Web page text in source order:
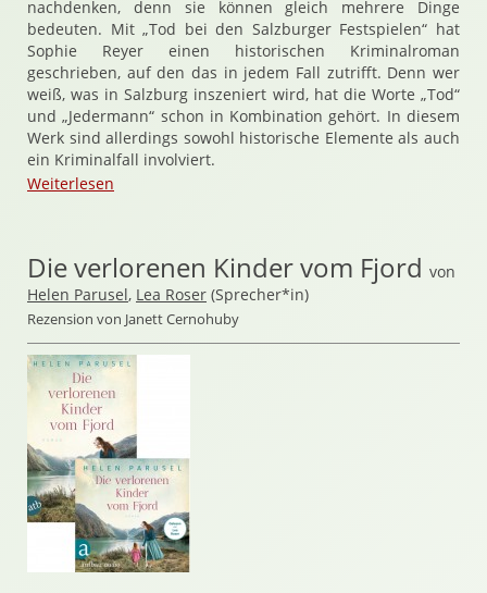
nachdenken, denn sie können gleich mehrere Dinge
bedeuten. Mit „Tod bei den Salzburger Festspielen“ hat
Sophie Reyer einen historischen Kriminalroman
geschrieben, auf den das in jedem Fall zutrifft. Denn wer
weiß, was in Salzburg inszeniert wird, hat die Worte „Tod“
und „Jedermann“ schon in Kombination gehört. In diesem
Werk sind allerdings sowohl historische Elemente als auch
ein Kriminalfall involviert.
Weiterlesen
Die verlorenen Kinder vom Fjord von
Helen Parusel, Lea Roser (Sprecher*in)
Rezension von Janett Cernohuby